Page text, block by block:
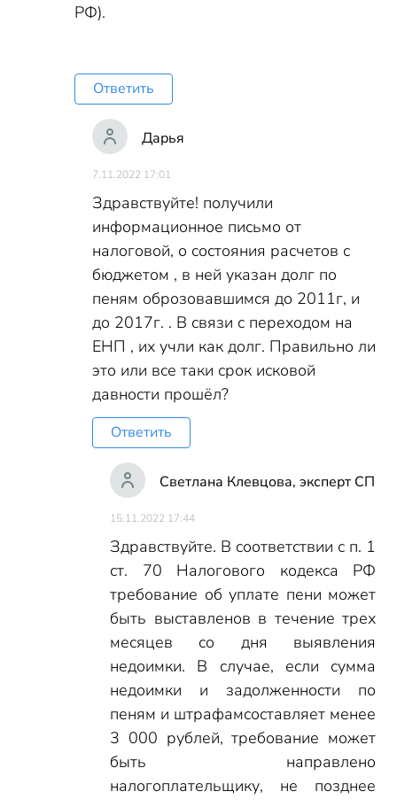
РФ).
Ответить
Дарья
7.11.2022 17:01
Здравствуйте! получили
информационное письмо от
налоговой, о состояния расчетов с
бюджетом , в ней указан долг по
пеням оброзовавшимся до 2011г, и
до 2017г. . В связи с переходом на
ЕНП , их учли как долг. Правильно ли
это или все таки срок исковой
давности прошёл?
Ответить
Светлана Клевцова, эксперт СП
15.11.2022 17:44
Здравствуйте. В соответствии с п. 1
ст. 70 Налогового кодекса РФ
требование об уплате пени может
быть выставленов в течение трех
месяцев со дня выявления
недоимки. В случае, если сумма
недоимки и задолженности по
пеням и штрафамсоставляет менее
3 000 рублей, требование может
быть направлено
налогоплательщику, не позднее